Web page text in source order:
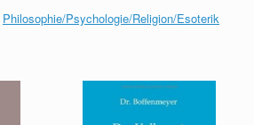
Philosophie/Psychologie/Religion/Esoterik